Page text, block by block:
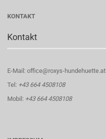
KONTAKT
Kontakt
E-Mail: office@roxys-hundehuette.at
Tel: +43 664 4508108
Mobil: +43 664 4508108